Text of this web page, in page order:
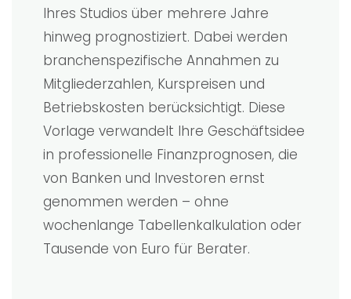
Ihres Studios über mehrere Jahre
hinweg prognostiziert. Dabei werden
branchenspezifische Annahmen zu
Mitgliederzahlen, Kurspreisen und
Betriebskosten berücksichtigt. Diese
Vorlage verwandelt Ihre Geschäftsidee
in professionelle Finanzprognosen, die
von Banken und Investoren ernst
genommen werden – ohne
wochenlange Tabellenkalkulation oder
Tausende von Euro für Berater.